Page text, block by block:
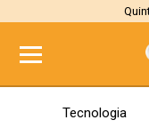
Tecnologia